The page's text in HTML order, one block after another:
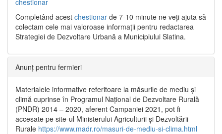
Completând acest chestionar de 7-10 minute ne veți ajuta să
colectam cele mai valoroase informații pentru redactarea
Strategiei de Dezvoltare Urbană a Municipiului Slatina.
Anunț pentru fermieri
Materialele informative referitoare la măsurile de mediu și
climă cuprinse în Programul Național de Dezvoltare Rurală
(PNDR) 2014 – 2020, aferent Campaniei 2021, pot fi
accesate pe site-ul Ministerului Agriculturii și Dezvoltării
Rurale https://www.madr.ro/masuri-de-mediu-si-clima.html